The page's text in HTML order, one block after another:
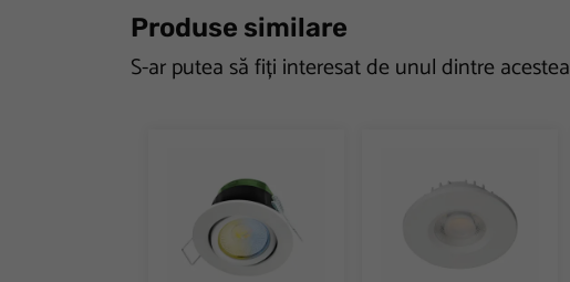
Produse similare
S-ar putea să fiți interesat de unul dintre acestea